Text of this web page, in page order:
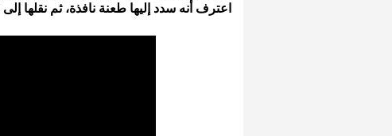
اعترف أنه سدد إليها طعنة نافذة، ثم نقلها